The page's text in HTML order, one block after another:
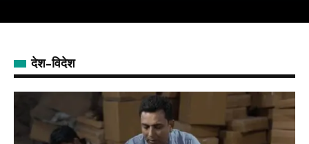
देश-विदेश